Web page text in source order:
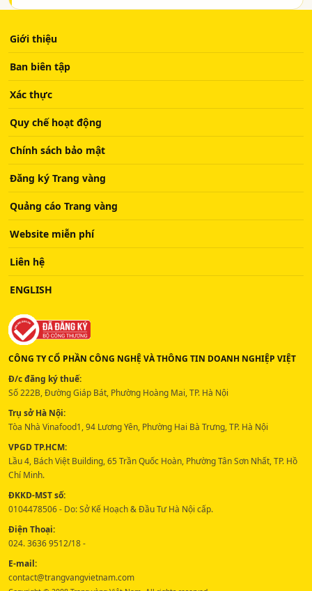
Giới thiệu
Ban biên tập
Xác thực
Quy chế hoạt động
Chính sách bảo mật
Đăng ký Trang vàng
Quảng cáo Trang vàng
Website miễn phí
Liên hệ
ENGLISH
CÔNG TY CỔ PHẦN CÔNG NGHỆ VÀ THÔNG TIN DOANH NGHIỆP VIỆT
Đ/c đăng ký thuế:
Số 222B, Đường Giáp Bát, Phường Hoàng Mai, TP. Hà Nội
Trụ sở Hà Nội:
Tòa Nhà Vinafood1, 94 Lương Yên, Phường Hai Bà Trưng, TP. Hà Nội
VPGD TP.HCM:
Lầu 4, Bách Việt Building, 65 Trần Quốc Hoàn, Phường Tân Sơn Nhất, TP. Hồ
Chí Minh.
ĐKKD-MST số:
0104478506 - Do: Sở Kế Hoạch & Đầu Tư Hà Nội cấp.
Điện Thoại:
024. 3636 9512/18 -
E-mail:
contact@trangvangvietnam.com